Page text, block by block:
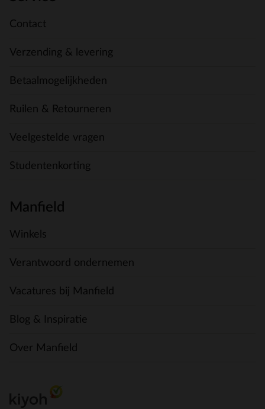
Contact
Verzending & levering
Betaalmogelijkheden
Ruilen & Retourneren
Veelgestelde vragen
Studentenkorting
Manfield
Winkels
Verantwoord ondernemen
Vacatures bij Manfield
Blog & Inspiratie
Over Manfield